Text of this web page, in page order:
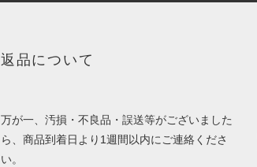
返品について
万が一、汚損・不良品・誤送等がございました
ら、商品到着日より1週間以内にご連絡くださ
い。